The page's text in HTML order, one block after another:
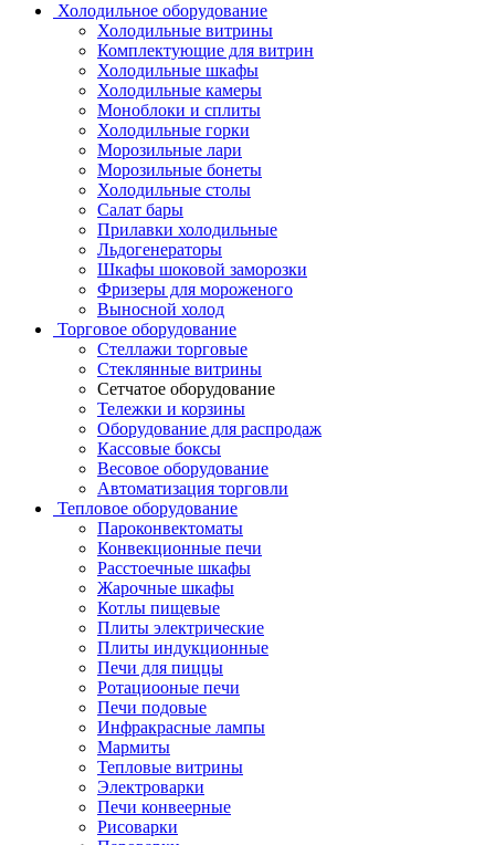
Холодильное оборудование
Холодильные витрины
Комплектующие для витрин
Холодильные шкафы
Холодильные камеры
Моноблоки и сплиты
Холодильные горки
Морозильные лари
Морозильные бонеты
Холодильные столы
Салат бары
Прилавки холодильные
Льдогенераторы
Шкафы шоковой заморозки
Фризеры для мороженого
Выносной холод
Торговое оборудование
Стеллажи торговые
Стеклянные витрины
Сетчатое оборудование
Тележки и корзины
Оборудование для распродаж
Кассовые боксы
Весовое оборудование
Автоматизация торговли
Тепловое оборудование
Пароконвектоматы
Конвекционные печи
Расстоечные шкафы
Жарочные шкафы
Котлы пищевые
Плиты электрические
Плиты индукционные
Печи для пиццы
Ротациооные печи
Печи подовые
Инфракрасные лампы
Мармиты
Тепловые витрины
Электроварки
Печи конвеерные
Рисоварки